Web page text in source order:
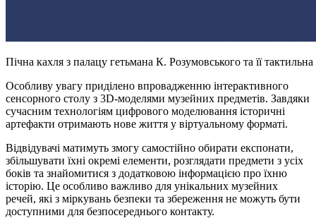
Пічна кахля з палацу гетьмана К. Розумовського та її тактильна
Особливу увагу приділено впровадженню інтерактивного
сенсорного столу з 3D-моделями музейних предметів. Завдяки
сучасним технологіям цифрового моделювання історичні
артефакти отримають нове життя у віртуальному форматі.
Відвідувачі матимуть змогу самостійно обирати експонати,
збільшувати їхні окремі елементи, розглядати предмети з усіх
боків та знайомитися з додатковою інформацією про їхню
історію. Це особливо важливо для унікальних музейних
речей, які з міркувань безпеки та збереження не можуть бути
доступними для безпосереднього контакту.